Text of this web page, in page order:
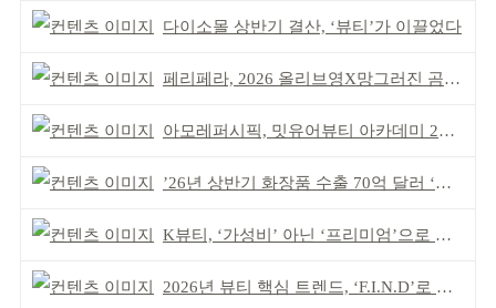
다이소몰 상반기 결산, ‘뷰티’가 이끌었다
페리페라, 2026 올리브영X망그러진 곰 콜라보
아모레퍼시픽, 밋유어뷰티 아카데미 2기 발대식
’26년 상반기 화장품 수출 70억 달러 ‘역대 최고’
K뷰티, ‘가성비’ 아닌 ‘프리미엄’으로 승부걸어야
2026년 뷰티 핵심 트렌드, ‘F.I.N.D’로 읽는다